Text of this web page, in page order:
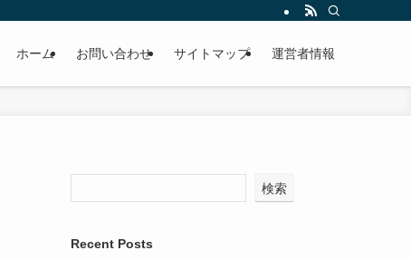
ホーム お問い合わせ サイトマップ 運営者情報
検索
Recent Posts